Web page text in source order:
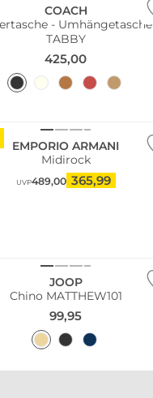
COACH
- Umhängetasche
TABBY
425,00
EMPORIO ARMANI
Midirock
UVP489,00 365,99
JOOP
Chino MATTHEW101
99,95